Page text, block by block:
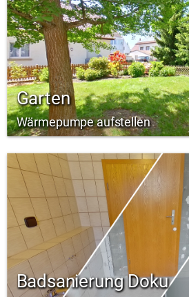
Garten
Wärmepumpe aufstellen
Badsanierung Doku